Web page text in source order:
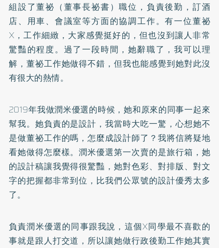
組設了董祕（董事長祕書）職位，負責後勤，訂酒
店、用車、會議室等方面的協調工作。有一位董祕
X，工作細緻，大家感覺挺好的，但也沒到讓人非常
驚豔的程度。過了一段時間，她辭職了，我可以理
解，董祕工作她做得不錯，但我也能感覺到她對此沒
有很大的熱情。
2019年我做潤米優選的時候，她和原來的同事一起來
幫我。她負責的是設計，我當時大吃一驚，心想她不
是做董祕工作的嗎，怎麼成設計師了？我將信將疑地
看她做得怎麼樣。潤米優選第一次賣的是旅行箱，她
的設計稿讓我覺得很驚豔，她對色彩、對排版、對文
字的把握都非常到位，比我們公眾號的設計優秀太多
了。
負責潤米優選的同事跟我說，這個X同學最不喜歡的
事就是跟人打交道，所以讓她做行政後勤工作她其實